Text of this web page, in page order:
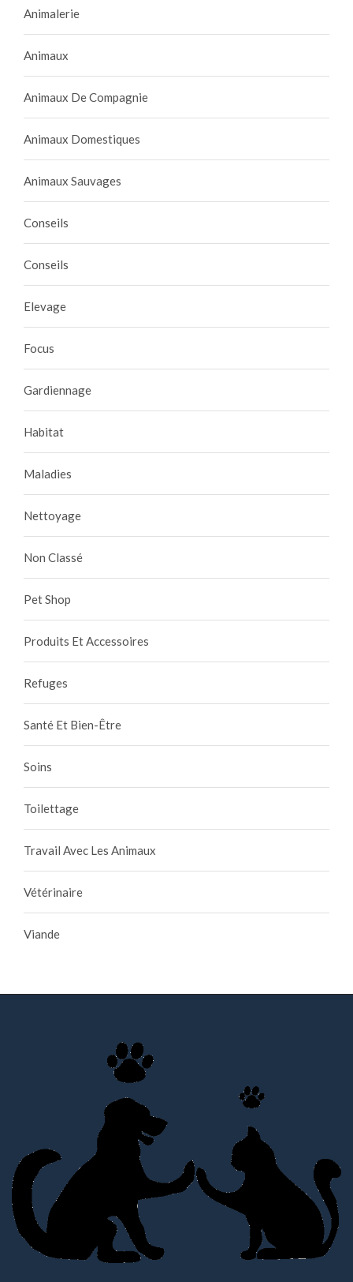
Animalerie
Animaux
Animaux De Compagnie
Animaux Domestiques
Animaux Sauvages
Conseils
Conseils
Elevage
Focus
Gardiennage
Habitat
Maladies
Nettoyage
Non Classé
Pet Shop
Produits Et Accessoires
Refuges
Santé Et Bien-Être
Soins
Toilettage
Travail Avec Les Animaux
Vétérinaire
Viande